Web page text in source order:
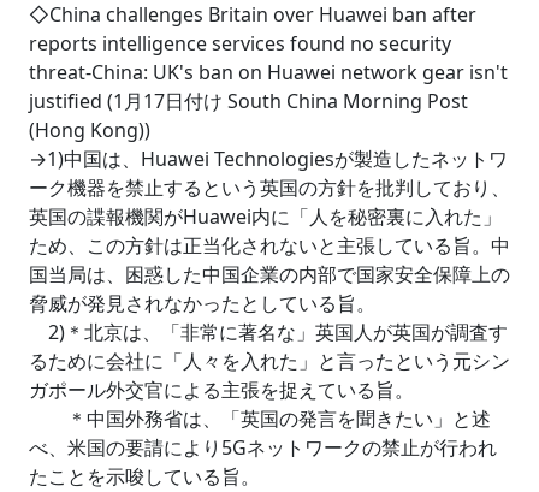
◇China challenges Britain over Huawei ban after
reports intelligence services found no security
threat-China: UK's ban on Huawei network gear isn't
justified (1月17日付け South China Morning Post
(Hong Kong))
→1)中国は、Huawei Technologiesが製造したネットワ
ーク機器を禁止するという英国の方針を批判しており、
英国の諜報機関がHuawei内に「人を秘密裏に入れた」
ため、この方針は正当化されないと主張している旨。中
国当局は、困惑した中国企業の内部で国家安全保障上の
脅威が発見されなかったとしている旨。
2)＊北京は、「非常に著名な」英国人が英国が調査す
るために会社に「人々を入れた」と言ったという元シン
ガポール外交官による主張を捉えている旨。
＊中国外務省は、「英国の発言を聞きたい」と述
べ、米国の要請により5Gネットワークの禁止が行われ
たことを示唆している旨。